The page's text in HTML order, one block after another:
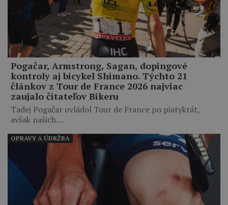
Pogačar, Armstrong, Sagan, dopingové
kontroly aj bicykel Shimano. Týchto 21
článkov z Tour de France 2026 najviac
zaujalo čitateľov Bikeru
Tadej Pogačar ovládol Tour de France po piatykrát,
avšak našich…
OPRAVY A ÚDRŽBA